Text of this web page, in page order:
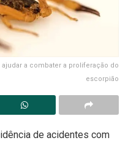
a combater a proliferação do
escorpião
de acidentes com